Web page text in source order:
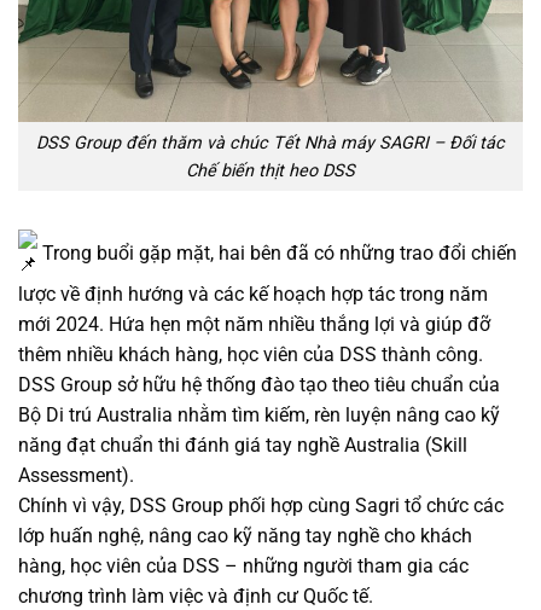
DSS Group đến thăm và chúc Tết Nhà máy SAGRI – Đối tác
Chế biến thịt heo DSS
Trong buổi gặp mặt, hai bên đã có những trao đổi chiến
lược về định hướng và các kế hoạch hợp tác trong năm
mới 2024. Hứa hẹn một năm nhiều thắng lợi và giúp đỡ
thêm nhiều khách hàng, học viên của DSS thành công.
DSS Group sở hữu hệ thống đào tạo theo tiêu chuẩn của
Bộ Di trú Australia nhằm tìm kiếm, rèn luyện nâng cao kỹ
năng đạt chuẩn thi đánh giá tay nghề Australia (Skill
Assessment).
Chính vì vậy, DSS Group phối hợp cùng Sagri tổ chức các
lớp huấn nghệ, nâng cao kỹ năng tay nghề cho khách
hàng, học viên của DSS – những người tham gia các
chương trình làm việc và định cư Quốc tế.